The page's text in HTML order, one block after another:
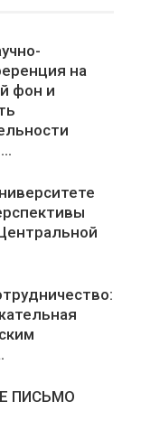
на
фон и
ПИСЬМО